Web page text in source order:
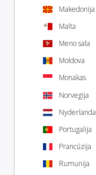
Makedonija
Malta
Meno sala
Moldova
Monakas
Norvegija
Portugalija
Prancūzija
Rumunija